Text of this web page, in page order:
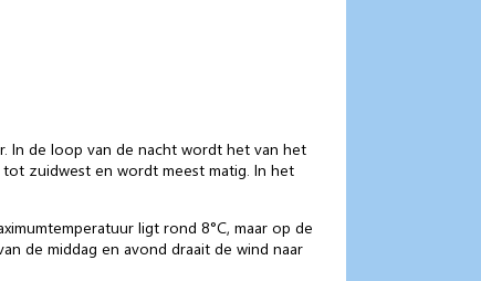
In de loop van de nacht wordt het van het
zuidwest en wordt meest matig. In het
ligt rond 8°C, maar op de
de middag en avond draait de wind naar